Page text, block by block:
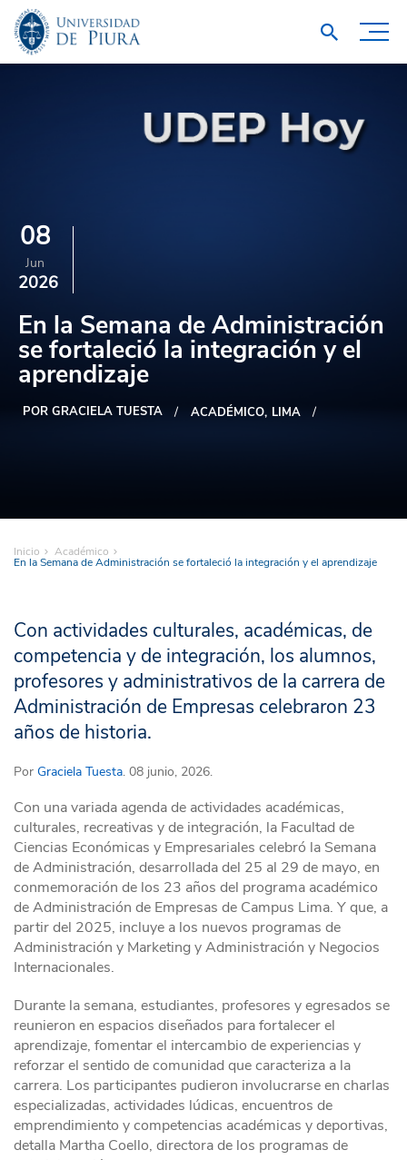
08
Jun
2026
En la Semana de Administración
se fortaleció la integración y el
aprendizaje
POR GRACIELA TUESTA ACADÉMICO LIMA
Inicio Académico
En la Semana de Administración se fortaleció la integración y el aprendizaje
Con actividades culturales, académicas, de
competencia y de integración, los alumnos,
profesores y administrativos de la carrera de
Administración de Empresas celebraron 23
años de historia.
Por Graciela Tuesta. 08 junio, 2026.
Con una variada agenda de actividades académicas,
culturales, recreativas y de integración, la Facultad de
Ciencias Económicas y Empresariales celebró la Semana
de Administración, desarrollada del 25 al 29 de mayo, en
conmemoración de los 23 años del programa académico
de Administración de Empresas de Campus Lima. Y que, a
partir del 2025, incluye a los nuevos programas de
Administración y Marketing y Administración y Negocios
Internacionales.
Durante la semana, estudiantes, profesores y egresados se
reunieron en espacios diseñados para fortalecer el
aprendizaje, fomentar el intercambio de experiencias y
reforzar el sentido de comunidad que caracteriza a la
carrera. Los participantes pudieron involucrarse en charlas
especializadas, actividades lúdicas, encuentros de
emprendimiento y competencias académicas y deportivas,
detalla Martha Coello, directora de los programas de